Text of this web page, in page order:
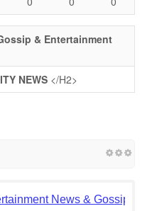
& Entertainment
NEWS </H2>
News & Gossip |